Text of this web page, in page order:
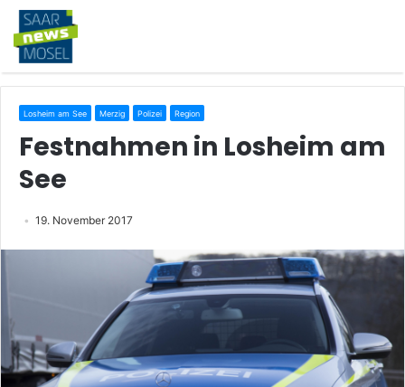
Losheim am See Merzig Polizei Region
Festnahmen in Losheim am
See
19. November 2017